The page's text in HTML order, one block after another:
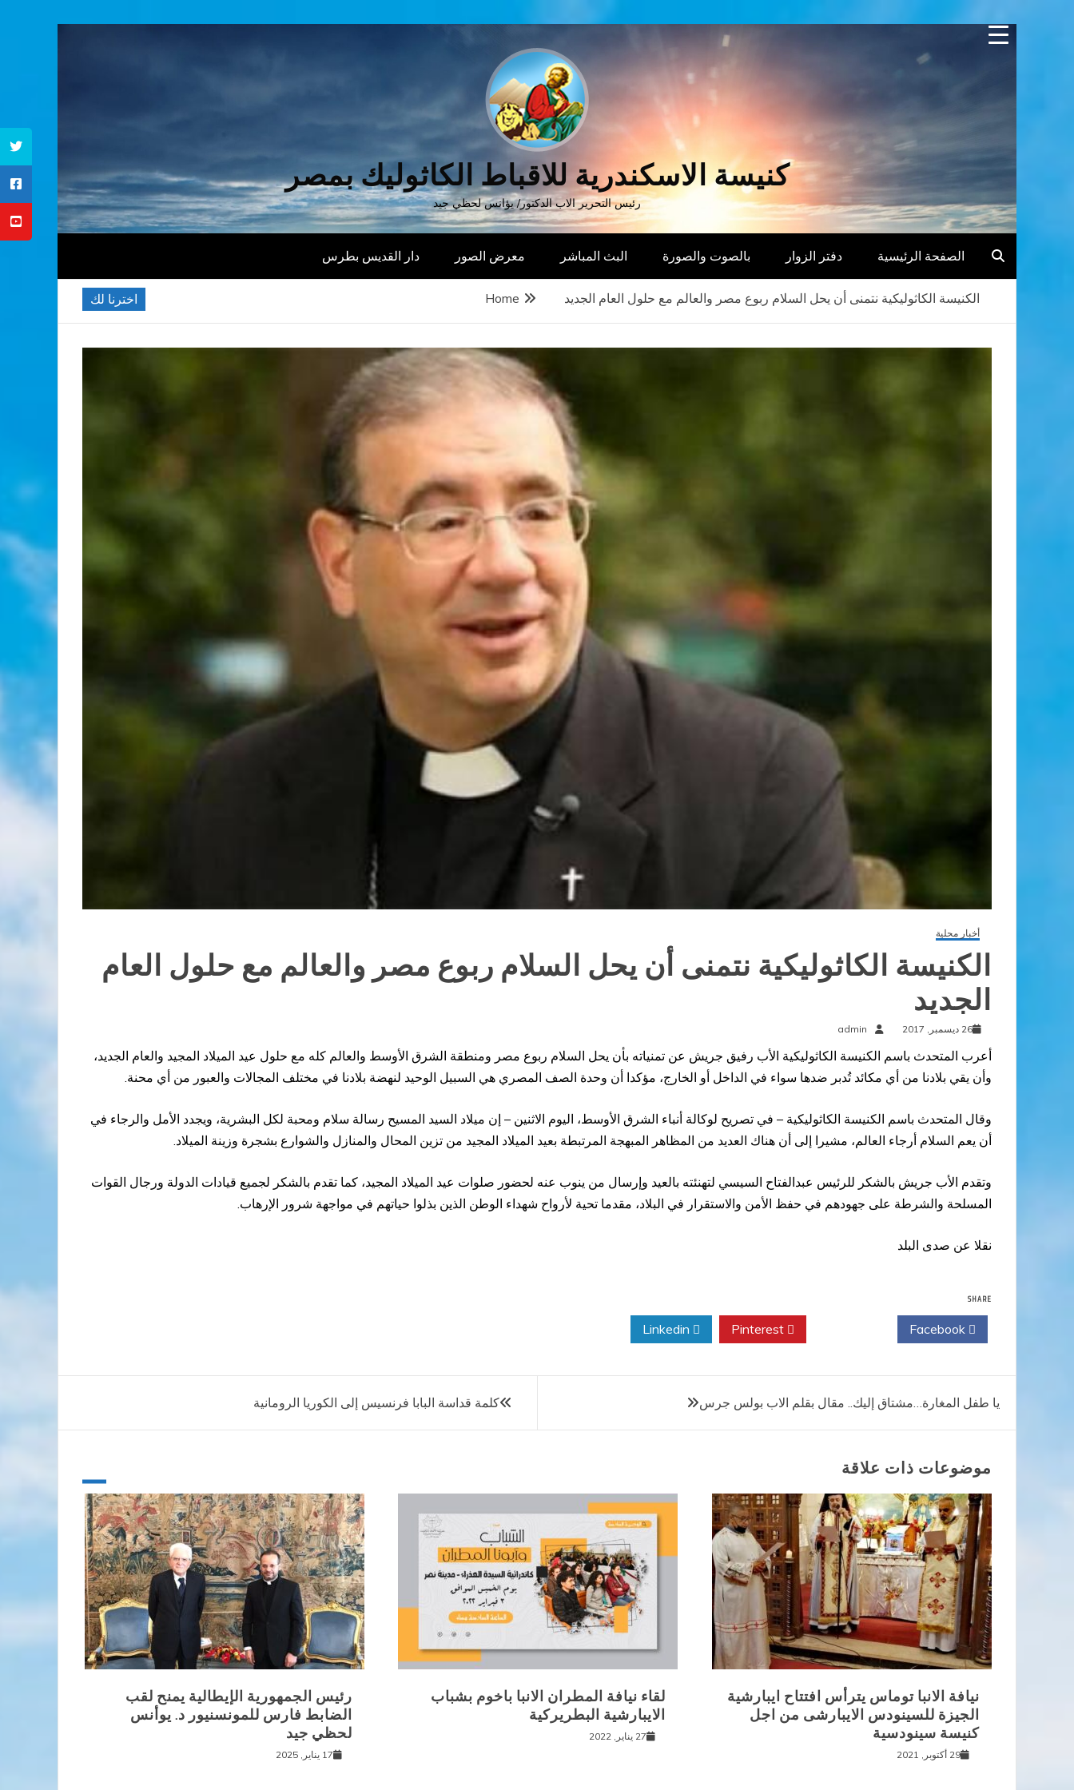
Skip
كنيسة الاسكندرية للاقباط الكاثوليك بمصر
رئيس التحرير الاب الدكتور/ يؤانس لحظي جيد
الصفحة الرئيسية دفتر الزوار بالصوت والصورة البث المباشر معرض الصور دار القديس بطرس
اخترنا لك Home الكنيسة الكاثوليكية نتمنى أن يحل السلام ربوع مصر والعالم مع حلول العام الجديد
أخبار محلية
الكنيسة الكاثوليكية نتمنى أن يحل السلام ربوع مصر والعالم مع حلول العام
الجديد
26 ديسمبر, 2017 admin
أعرب المتحدث باسم الكنيسة الكاثوليكية الأب رفيق جريش عن تمنياته بأن يحل السلام ربوع مصر ومنطقة الشرق الأوسط والعالم كله مع حلول عيد الميلاد المجيد والعام الجديد،
وأن يقي بلادنا من أي مكائد تُدبر ضدها سواء في الداخل أو الخارج، مؤكدا أن وحدة الصف المصري هي السبيل الوحيد لنهضة بلادنا في مختلف المجالات والعبور من أي محنة.
وقال المتحدث باسم الكنيسة الكاثوليكية – في تصريح لوكالة أنباء الشرق الأوسط، اليوم الاثنين – إن ميلاد السيد المسيح رسالة سلام ومحبة لكل البشرية، ويجدد الأمل والرجاء في
أن يعم السلام أرجاء العالم، مشيرا إلى أن هناك العديد من المظاهر المبهجة المرتبطة بعيد الميلاد المجيد من تزين المحال والمنازل والشوارع بشجرة وزينة الميلاد.
وتقدم الأب جريش بالشكر للرئيس عبدالفتاح السيسي لتهنئته بالعيد وإرسال من ينوب عنه لحضور صلوات عيد الميلاد المجيد، كما تقدم بالشكر لجميع قيادات الدولة ورجال القوات
المسلحة والشرطة على جهودهم في حفظ الأمن والاستقرار في البلاد، مقدما تحية لأرواح شهداء الوطن الذين بذلوا حياتهم في مواجهة شرور الإرهاب.
نقلا عن صدى البلد
SHARE
تصفّح
المقالات
كلمة قداسة البابا فرنسيس إلى الكوريا الرومانية يا طفل المغارة…مشتاق إليك.. مقال بقلم الاب بولس جرس
موضوعات ذات علاقة
رئيس الجمهورية الإيطالية يمنح لقب
الضابط فارس للمونسنيور د. يوأنس
لحظي جيد
17 يناير, 2025
لقاء نيافة المطران الانبا باخوم بشباب
الايبارشية البطريركية
27 يناير, 2022
نيافة الانبا توماس يترأس افتتاح ايبارشية
الجيزة للسينودس الايبارشى من اجل
كنيسة سينودسية
29 أكتوبر, 2021